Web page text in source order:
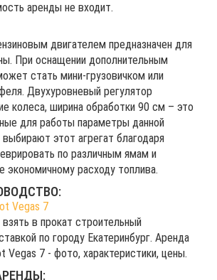
аренды не входит.
двигателем предназначен для
При оснащении дополнительным
стать мини-грузовичком или
Двухуровневый регулятор
колеса, ширина обработки 90 см – это
для работы параметры данной
этот агрегат благодаря
по различным ямам и
экономичному расходу топлива.
Vegas 7
в прокат строительный
по городу Екатеринбург. Аренда
Vegas 7 - фото, характеристики, цены.